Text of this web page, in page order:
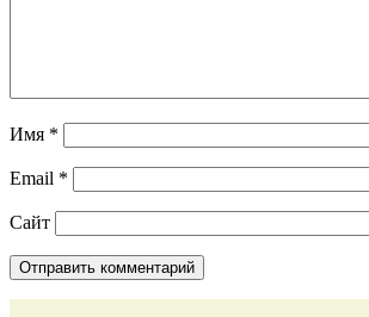
Имя *
Email *
Сайт